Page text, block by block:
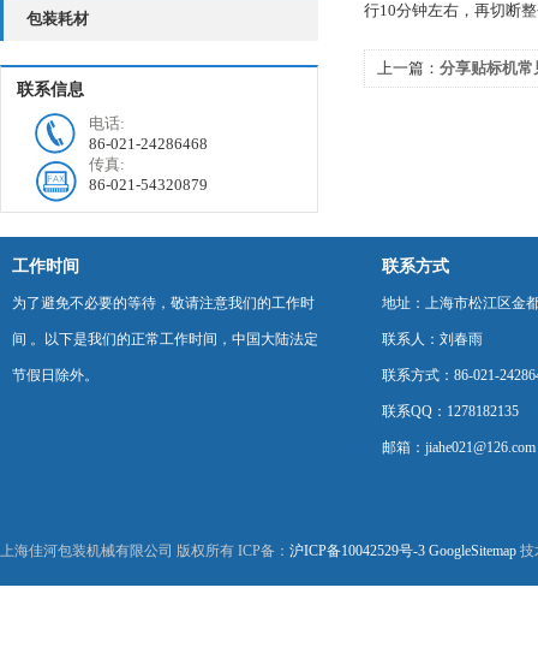
包装耗材
联系信息
电话:
86-021-24286468
传真:
86-021-54320879
行10分钟左右，再切断
上一篇： 分享贴标机常
工作时间
为了避免不必要的等待，敬请注意我们的工作时
间 。以下是我们的正常工作时间，中国大陆法定
节假日除外。
联系方式
地址：上海市松江区金
联系人：刘春雨
联系方式：86-021-
联系QQ：1278182135
邮箱：jiahe021@126.com
上海佳河包装机械有限公司 版权所有 ICP备： 沪ICP备10042529号-3 GoogleSitemap 技